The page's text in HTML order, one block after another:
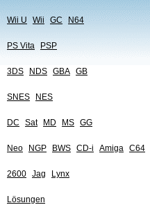
Wii U Wii GC N64
PS Vita PSP
3DS NDS GBA GB
SNES NES
DC Sat MD MS GG
Neo NGP BWS CD-i Amiga C64
2600 Jag Lynx
Lösungen